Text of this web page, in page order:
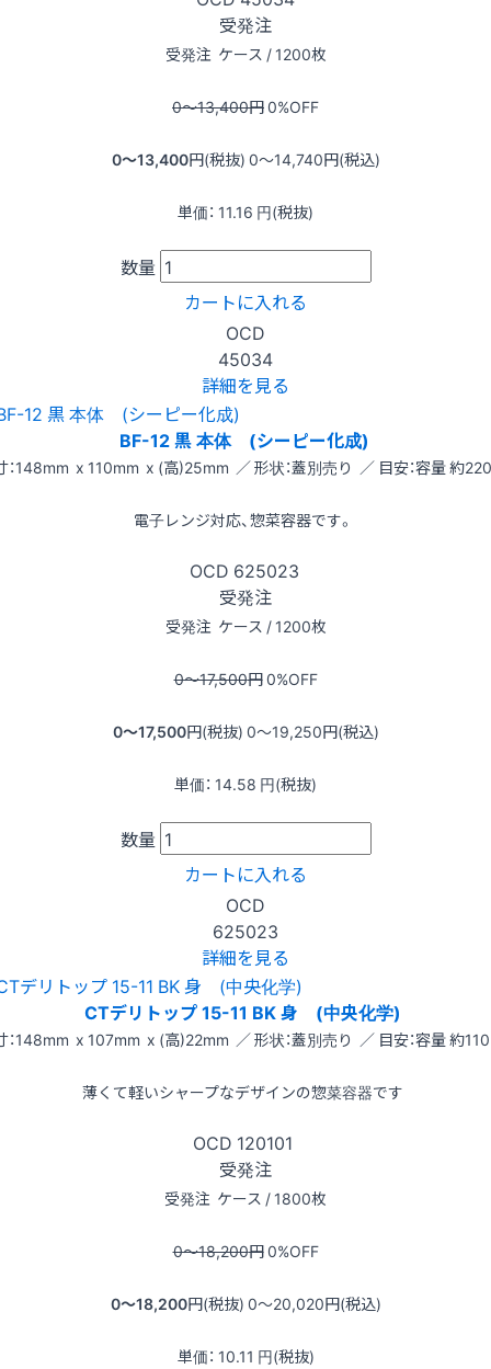
受発注
受発注 ケース / 1200枚
0〜13,400円0%OFF
0〜13,400円(税抜) 0〜14,740円(税込)
単価： 11.16 円(税抜)
数量
カートに入れる
OCD
45034
詳細を見る
BF-12 黒 本体 (シーピー化成)
：148mm x 110mm x (高)25mm ／ 形状：蓋別売り ／ 目安：容量 約
電子レンジ対応、惣菜容器です。
OCD 625023
受発注
受発注 ケース / 1200枚
0〜17,500円0%OFF
0〜17,500円(税抜) 0〜19,250円(税込)
単価： 14.58 円(税抜)
数量
カートに入れる
OCD
625023
詳細を見る
CTデリトップ 15-11 BK 身 (中央化学)
：148mm x 107mm x (高)22mm ／ 形状：蓋別売り ／ 目安：容量 約
薄くて軽いシャープなデザインの惣菜容器です
OCD 120101
受発注
受発注 ケース / 1800枚
0〜18,200円0%OFF
0〜18,200円(税抜) 0〜20,020円(税込)
単価： 10.11 円(税抜)